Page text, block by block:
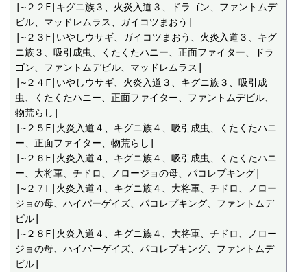
|~２２F|キグニ族３、火炎入道３、ドラゴン、ファントムデ
ビル、マッドレムラス、ガイコツまおう|
|~２３F|いやしウサギ、ガイコツまおう、火炎入道３、キグ
ニ族３、吸引成虫、くたくたハニー、正面ファイター、ドラ
ゴン、ファントムデビル、マッドレムラス|
|~２４F|いやしウサギ、火炎入道３、キグニ族３、吸引成
虫、くたくたハニー、正面ファイター、ファントムデビル、
物荒らし|
|~２５F|火炎入道４、キグニ族４、吸引成虫、くたくたハニ
ー、正面ファイター、物荒らし|
|~２６F|火炎入道４、キグニ族４、吸引成虫、くたくたハニ
ー、大将軍、チドロ、ノロージョの母、パコレプキング|
|~２７F|火炎入道４、キグニ族４、大将軍、チドロ、ノロー
ジョの母、ハイパーゲイズ、パコレプキング、ファントムデ
ビル|
|~２８F|火炎入道４、キグニ族４、大将軍、チドロ、ノロー
ジョの母、ハイパーゲイズ、パコレプキング、ファントムデ
ビル|